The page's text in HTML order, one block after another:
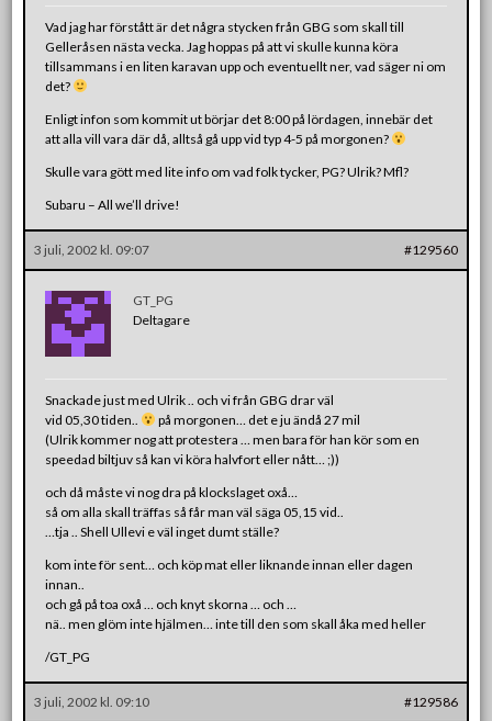
Vad jag har förstått är det några stycken från GBG som skall till
Gelleråsen nästa vecka. Jag hoppas på att vi skulle kunna köra
tillsammans i en liten karavan upp och eventuellt ner, vad säger ni om
det?
Enligt infon som kommit ut börjar det 8:00 på lördagen, innebär det
att alla vill vara där då, alltså gå upp vid typ 4-5 på morgonen?
Skulle vara gött med lite info om vad folk tycker, PG? Ulrik? Mfl?
Subaru – All we’ll drive!
3 juli, 2002 kl. 09:07 #129560
GT_PG
Deltagare
Snackade just med Ulrik .. och vi från GBG drar väl
vid 05,30 tiden..
på morgonen… det e ju ändå 27 mil
(Ulrik kommer nog att protestera … men bara för han kör som en
speedad biltjuv så kan vi köra halvfort eller nått… ;))
och då måste vi nog dra på klockslaget oxå…
så om alla skall träffas så får man väl säga 05,15 vid..
…tja .. Shell Ullevi e väl inget dumt ställe?
kom inte för sent… och köp mat eller liknande innan eller dagen
innan..
och gå på toa oxå … och knyt skorna … och …
nä.. men glöm inte hjälmen… inte till den som skall åka med heller
/GT_PG
3 juli, 2002 kl. 09:10 #129586